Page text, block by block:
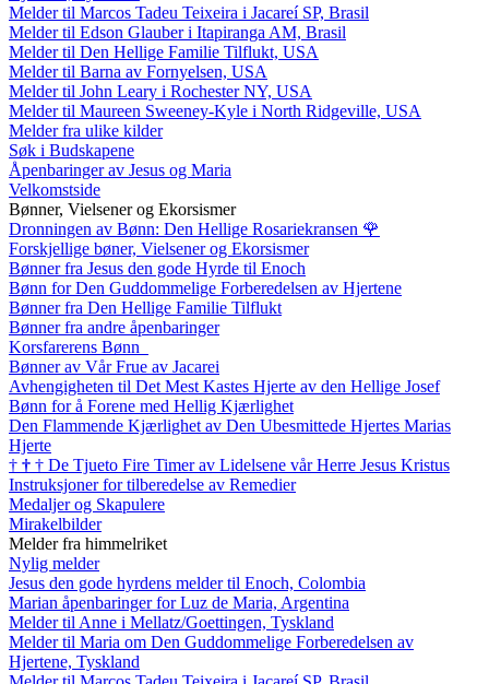
Melder til Marcos Tadeu Teixeira i Jacareí SP, Brasil
Melder til Edson Glauber i Itapiranga AM, Brasil
Melder til Den Hellige Familie Tilflukt, USA
Melder til Barna av Fornyelsen, USA
Melder til John Leary i Rochester NY, USA
Melder til Maureen Sweeney-Kyle i North Ridgeville, USA
Melder fra ulike kilder
Søk i Budskapene
Åpenbaringer av Jesus og Maria
Velkomstside
Bønner, Vielsener og Ekorsismer
Dronningen av Bønn: Den Hellige Rosariekransen 🌹
Forskjellige bøner, Vielsener og Ekorsismer
Bønner fra Jesus den gode Hyrde til Enoch
Bønn for Den Guddommelige Forberedelsen av Hjertene
Bønner fra Den Hellige Familie Tilflukt
Bønner fra andre åpenbaringer
Korsfarerens Bønn
Bønner av Vår Frue av Jacarei
Avhengigheten til Det Mest Kastes Hjerte av den Hellige Josef
Bønn for å Forene med Hellig Kjærlighet
Den Flammende Kjærlighet av Den Ubesmittede Hjertes Marias
Hjerte
† † † De Tjueto Fire Timer av Lidelsene vår Herre Jesus Kristus
Instruksjoner for tilberedelse av Remedier
Medaljer og Skapulere
Mirakelbilder
Melder fra himmelriket
Nylig melder
Jesus den gode hyrdens melder til Enoch, Colombia
Marian åpenbaringer for Luz de Maria, Argentina
Melder til Anne i Mellatz/Goettingen, Tyskland
Melder til Maria om Den Guddommelige Forberedelsen av
Hjertene, Tyskland